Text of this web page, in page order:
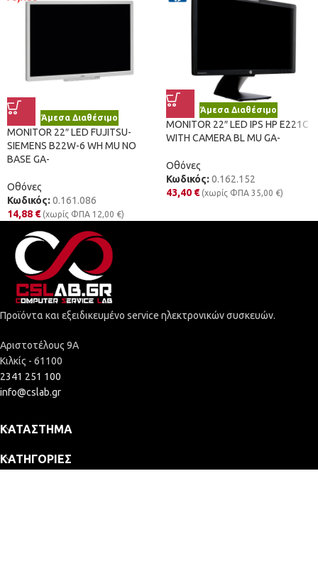
Άμεσα Διαθέσιμο
MONITOR 22″ LED FUJITSU-
SIEMENS B22W-6 WH MU NO
BASE GA-
Οθόνες
Κωδικός: 0.161.086
14,88 € (χωρίς ΦΠΑ 12,00 €)
Άμεσα Διαθέσιμο
MONITOR 22″ LED IPS HP E221C
WITH CAMERA BL MU GA-
Οθόνες
Κωδικός: 0.162.152
43,40 € (χωρίς ΦΠΑ 35,00 €)
Προϊόντα και εξειδικευμένο service ηλεκτρονικών συσκευών.
Αριστοτέλους 9Α
Κιλκίς - 61100
2341 251 100
info@cslab.gr
ΚΑΤΆΣΤΗΜΑ
ΚΑΤΗΓΟΡΊΕΣ